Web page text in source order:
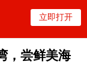
立即打开
，尝鲜美海